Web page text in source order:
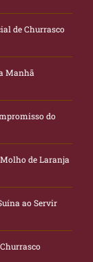
de Churrasco
Manhã
do
de Laranja
ao Servir